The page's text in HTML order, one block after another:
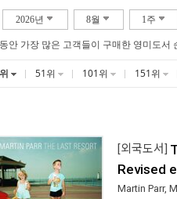
2026년 8월 1주
안 가장 많은 고객들이 구매한 영미도서
51위 101위 151위
[외국도서]
Revised
Martin Parr,